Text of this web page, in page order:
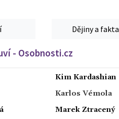
Dějiny a fakta
- Osobnosti.cz
Kim Kardashian
Karlos Vémola
Marek Ztracený